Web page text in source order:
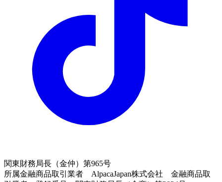
関東財務局長（金仲）第965号
所属金融商品取引業者 AlpacaJapan株式会社 金融商品取